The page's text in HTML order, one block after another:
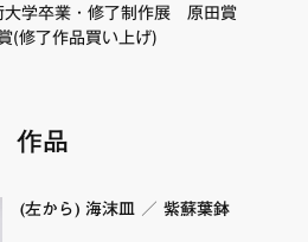
学卒業・修了制作展 原田賞
作品買い上げ)
作品
(左から) 海沫皿 ／ 紫蘇葉鉢